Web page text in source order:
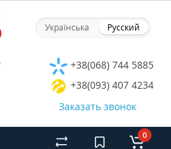
Українська Русский
+38(068) 744 5885
+38(093) 407 4234
Заказать звонок
0